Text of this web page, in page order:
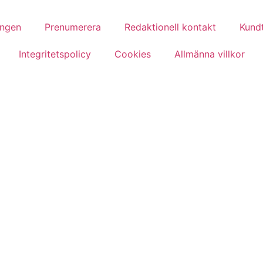
Prenumerera Redaktionell kontakt
Integritetspolicy Cookies Allmänna villkor